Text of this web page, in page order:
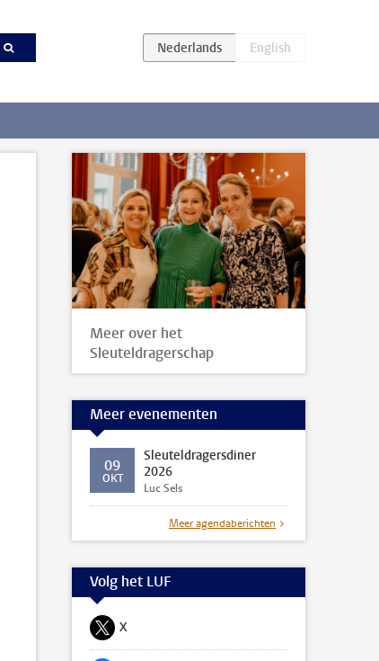
Meer over het
Sleuteldragerschap
Meer evenementen
09
OKT
Sleuteldragersdiner
2026
Luc Sels
Meer agendaberichten
Volg het LUF
Volg ons op
X